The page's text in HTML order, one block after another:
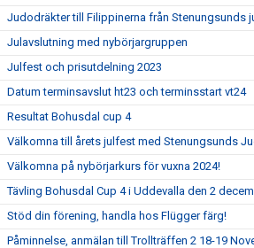
Judodräkter till Filippinerna från Stenungsunds
Julavslutning med nybörjargruppen
Julfest och prisutdelning 2023
Datum terminsavslut ht23 och terminsstart vt24
Resultat Bohusdal cup 4
Välkomna till årets julfest med Stenungsunds
Välkomna på nybörjarkurs för vuxna 2024!
Tävling Bohusdal Cup 4 i Uddevalla den 2
Stöd din förening, handla hos Flügger färg!
Påminnelse, anmälan till Trollträffen 2 18-19